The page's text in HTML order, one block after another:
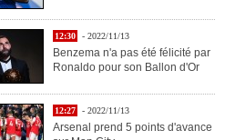
12:30 - 2022/11/13
Benzema n'a pas été félicité par
Ronaldo pour son Ballon d'Or
12:27 - 2022/11/13
Arsenal prend 5 points d'avance